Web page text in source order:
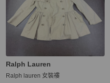
Ralph Lauren
Ralph lauren 女裝褸